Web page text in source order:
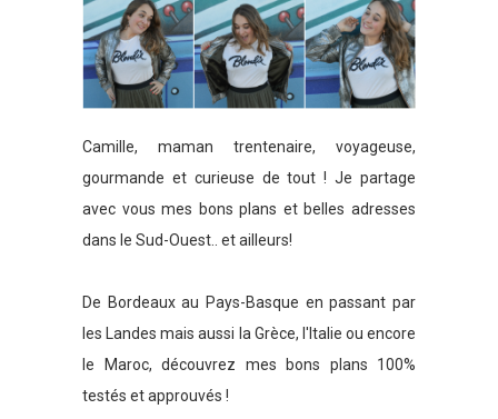
Camille, maman trentenaire, voyageuse,
gourmande et curieuse de tout ! Je partage
avec vous mes bons plans et belles adresses
dans le Sud-Ouest.. et ailleurs!
De Bordeaux au Pays-Basque en passant par
les Landes mais aussi la Grèce, l'Italie ou encore
le Maroc, découvrez mes bons plans 100%
testés et approuvés !